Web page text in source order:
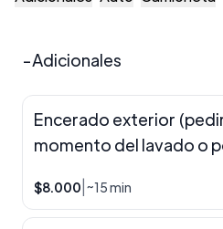
-Adicionales
Encerado exterior
momento del lavado o
$8.000 ~15 min